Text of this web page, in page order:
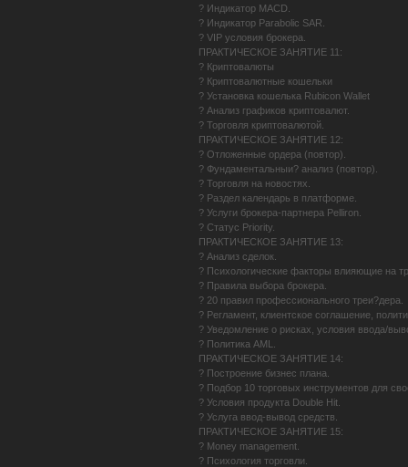
? Индикатор MACD.
? Индикатор Parabolic SAR.
? VIP условия брокера.
ПРАКТИЧЕСКОЕ ЗАНЯТИЕ 11:
? Криптовалюты
? Криптовалютные кошельки
? Установка кошелька Rubicon Wallet
? Анализ графиков криптовалют.
? Торговля криптовалютой.
ПРАКТИЧЕСКОЕ ЗАНЯТИЕ 12:
? Отложенные ордера (повтор).
? Фундаментальныи? анализ (повтор).
? Торговля на новостях.
? Раздел календарь в платформе.
? Услуги брокера-партнера Pelliron.
? Cтатус Priority.
ПРАКТИЧЕСКОЕ ЗАНЯТИЕ 13:
? Анализ сделок.
? Психологические факторы влияющие на
? Правила выбора брокера.
? 20 правил профессионального треи?дера.
? Регламент, клиентское соглашение,
? Уведомление о рисках, условия ввода/
? Политика AML.
ПРАКТИЧЕСКОЕ ЗАНЯТИЕ 14:
? Построение бизнес плана.
? Подбор 10 торговых инструментов для
? Условия продукта Double Hit.
? Услуга ввод-вывод средств.
ПРАКТИЧЕСКОЕ ЗАНЯТИЕ 15:
? Money management.
? Психология торговли.